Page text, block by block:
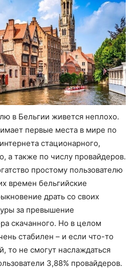
в Бельгии живется неплохо.
первые места в мире по
стационарного,
а также по числу провайдеров.
простому пользователю
времен бельгийские
драть со своих
за превышение
скачанного. Но в целом
стабилен – и если что-то
то не смогут наслаждаться
3,88% провайдеров.